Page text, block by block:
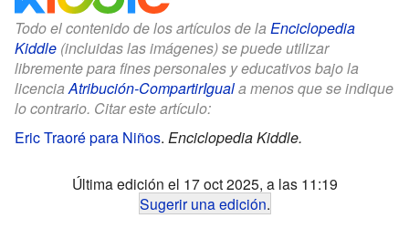
Todo el contenido de los artículos de la Enciclopedia
Kiddle (incluidas las imágenes) se puede utilizar
libremente para fines personales y educativos bajo la
licenciaAtribución-CompartirIguala menos que se indique
lo contrario. Citar este artículo:
Eric Traoré para Niños. Enciclopedia Kiddle.
Última edición el 17 oct 2025, a las 11:19
Sugerir una edición.